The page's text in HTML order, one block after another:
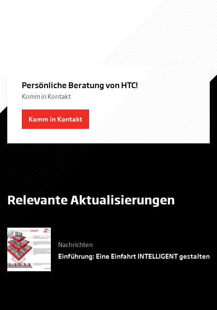
Persönliche Beratung von HTC!
Komm in Kontakt
Komm in Kontakt
Relevante Aktualisierungen
Nachrichten
Einführung: Eine Einfahrt INTELLIGENT gestalten